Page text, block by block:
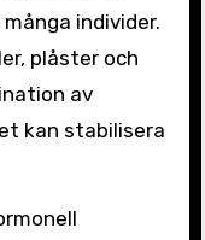
individer.
plåster och
av
kan stabilisera